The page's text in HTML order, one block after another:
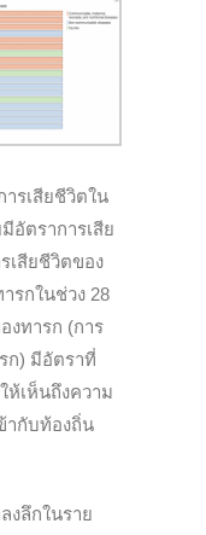
รเสียชีวิตใน
อัตราการเสีย
เสียชีวิตของ
รกในช่วง 28
งทารก (การ
ก) มีอัตราที่
ห้เห็นถึงความ
ากับท้องถิ่น
งลึกในราย